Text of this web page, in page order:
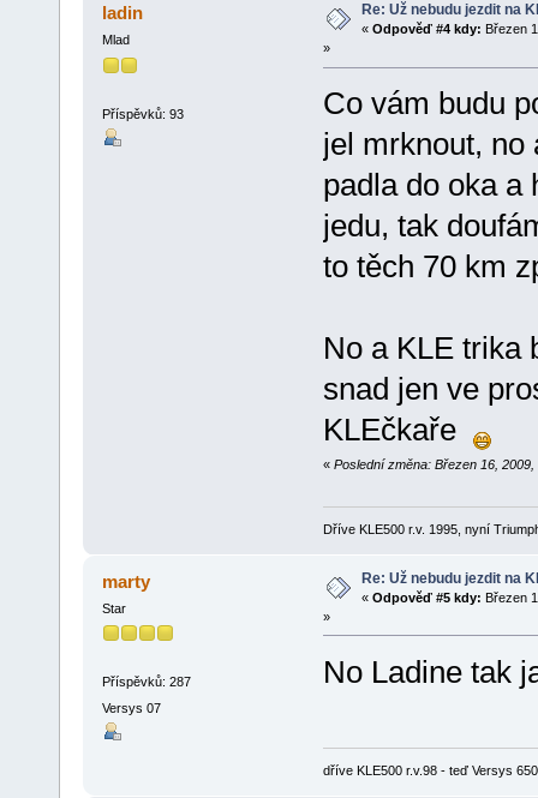
ladin
Mlad
Příspěvků: 93
Re: Už nebudu jezdit na
« Odpověď #4 kdy: Březen
»
Co vám budu
jel mrknout, no
padla do oka a
jedu, tak
to těch 70 km
No a KLE trika
snad jen ve
KLEčkaře
« Poslední změna: Březen 16,
Dříve KLE500 r.v. 1995, nyní
marty
Star
Příspěvků: 287
Versys 07
Re: Už nebudu jezdit na
« Odpověď #5 kdy: Březen
»
No Ladine tak
dříve KLE500 r.v.98 - teď Versys